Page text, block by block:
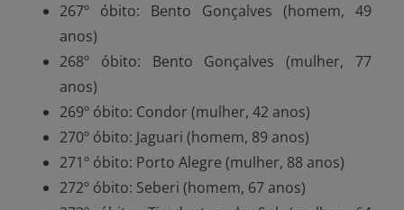
267º óbito: Bento Gonçalves (homem, 49
anos)
268º óbito: Bento Gonçalves (mulher, 77
anos)
269º óbito: Condor (mulher, 42 anos)
270º óbito: Jaguari (homem, 89 anos)
271º óbito: Porto Alegre (mulher, 88 anos)
272º óbito: Seberi (homem, 67 anos)